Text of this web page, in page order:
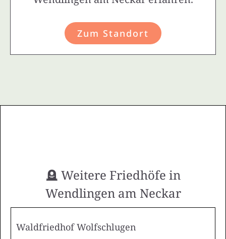
Zum Standort
🪦 Weitere Friedhöfe in
Wendlingen am Neckar
Waldfriedhof Wolfschlugen